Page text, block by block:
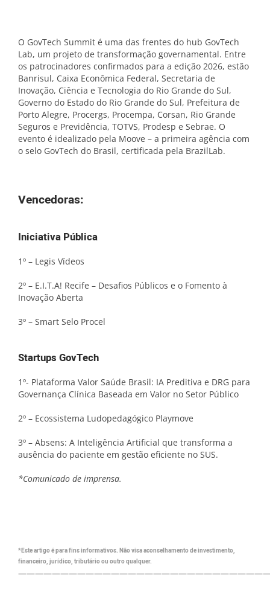
O GovTech Summit é uma das frentes do hub GovTech
Lab, um projeto de transformação governamental. Entre
os patrocinadores confirmados para a edição 2026, estão
Banrisul, Caixa Econômica Federal, Secretaria de
Inovação, Ciência e Tecnologia do Rio Grande do Sul,
Governo do Estado do Rio Grande do Sul, Prefeitura de
Porto Alegre, Procergs, Procempa, Corsan, Rio Grande
Seguros e Previdência, TOTVS, Prodesp e Sebrae. O
evento é idealizado pela Moove – a primeira agência com
o selo GovTech do Brasil, certificada pela BrazilLab.
Vencedoras:
Iniciativa Pública
1º – Legis Vídeos
2º – E.I.T.A! Recife – Desafios Públicos e o Fomento à
Inovação Aberta
3º – Smart Selo Procel
Startups GovTech
1º- Plataforma Valor Saúde Brasil: IA Preditiva e DRG para
Governança Clínica Baseada em Valor no Setor Público
2º – Ecossistema Ludopedagógico Playmove
3º – Absens: A Inteligência Artificial que transforma a
ausência do paciente em gestão eficiente no SUS.
*Comunicado de imprensa.
*Este artigo é para fins informativos. Não visa aconselhamento de investimento,
financeiro, jurídico, tributário ou outro qualquer.